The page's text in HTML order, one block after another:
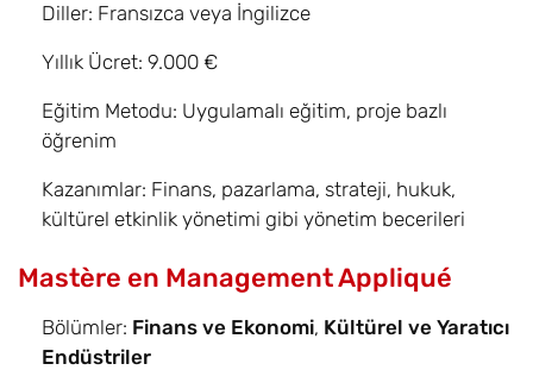
Diller: Fransızca veya İngilizce
Yıllık Ücret: 9.000 €
Eğitim Metodu: Uygulamalı eğitim, proje bazlı
öğrenim
Kazanımlar: Finans, pazarlama, strateji, hukuk,
kültürel etkinlik yönetimi gibi yönetim becerileri
Mastère en Management Appliqué
Bölümler: Finans ve Ekonomi, Kültürel ve Yaratıcı
Endüstriler